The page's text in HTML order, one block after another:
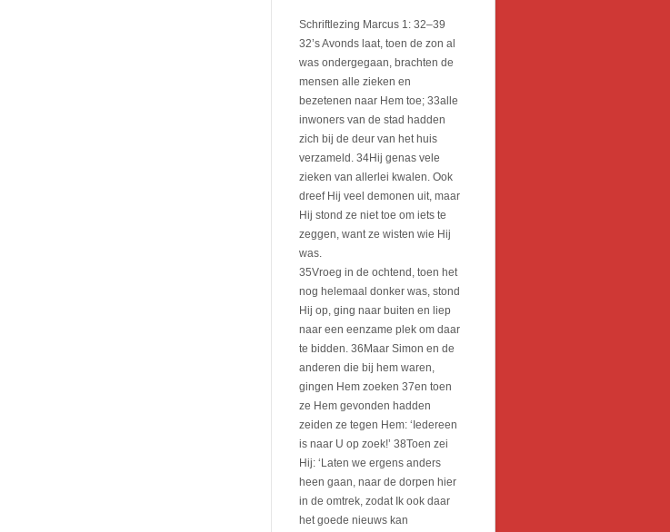
Schriftlezing Marcus 1: 32–39
32’s Avonds laat, toen de zon al
was ondergegaan, brachten de
mensen alle zieken en
bezetenen naar Hem toe; 33alle
inwoners van de stad hadden
zich bij de deur van het huis
verzameld. 34Hij genas vele
zieken van allerlei kwalen. Ook
dreef Hij veel demonen uit, maar
Hij stond ze niet toe om iets te
zeggen, want ze wisten wie Hij
was.
35Vroeg in de ochtend, toen het
nog helemaal donker was, stond
Hij op, ging naar buiten en liep
naar een eenzame plek om daar
te bidden. 36Maar Simon en de
anderen die bij hem waren,
gingen Hem zoeken 37en toen
ze Hem gevonden hadden
zeiden ze tegen Hem: ‘Iedereen
is naar U op zoek!’ 38Toen zei
Hij: ‘Laten we ergens anders
heen gaan, naar de dorpen hier
in de omtrek, zodat Ik ook daar
het goede nieuws kan